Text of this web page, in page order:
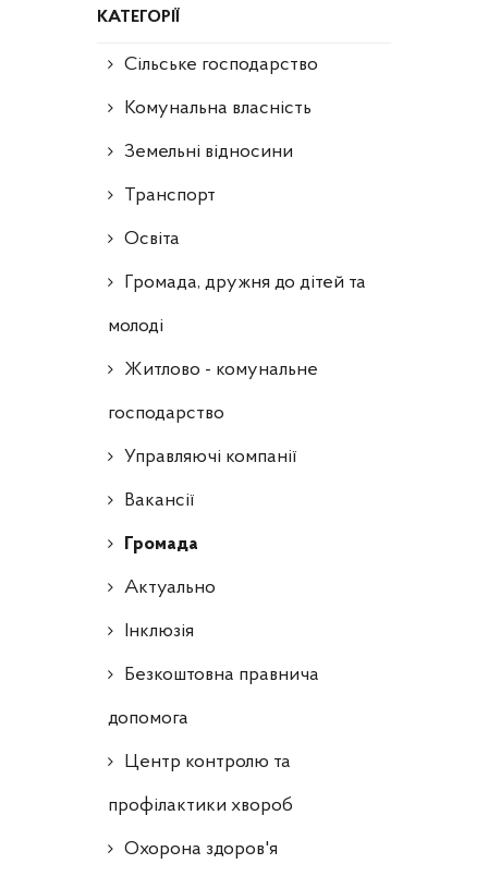
КАТЕГОРІЇ
Сільське господарство
Комунальна власність
Земельні відносини
Транспорт
Освіта
Громада, дружня до дітей та
молоді
Житлово - комунальне
господарство
Управляючі компанії
Ваканcії
Громада
Актуально
Інклюзія
Безкоштовна правнича
допомога
Центр контролю та
профілактики хвороб
Охорона здоров'я